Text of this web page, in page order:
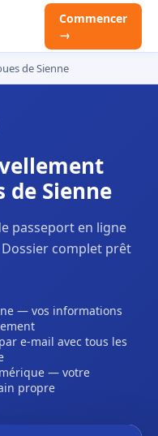
Commencer
→
de Sienne
de Sienne
passeport en ligne
Dossier complet prêt
— vos informations
e-mail avec tous les
— votre
propre